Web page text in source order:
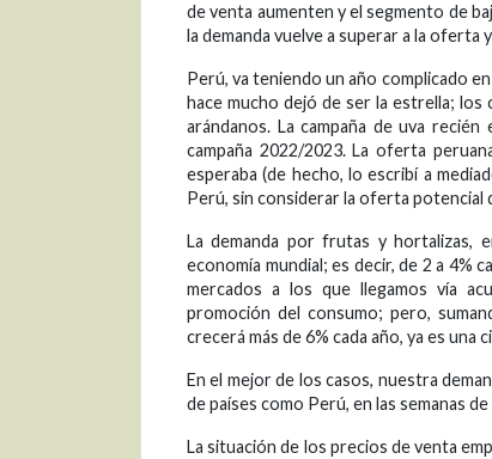
de venta aumenten y el segmento de
la demanda vuelve a superar a la oferta
Perú, va teniendo un año complicado
hace mucho dejó de ser la estrella;
arándanos. La campaña de uva
campaña 2022/2023. La oferta
esperaba (de hecho, lo escribí a
Perú, sin considerar la oferta potencial
La demanda por frutas y hortalizas,
economía mundial; es decir, de 2 a 4%
mercados a los que llegamos vía
promoción del consumo; pero,
crecerá más de 6% cada año, ya es una
En el mejor de los casos, nuestra
de países como Perú, en las semanas
La situación de los precios de venta